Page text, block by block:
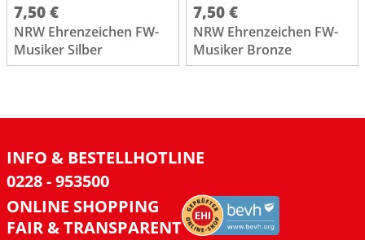
7,50 €
NRW Ehrenzeichen FW-
Musiker Silber
7,50 €
NRW Ehrenzeichen FW-
Musiker Bronze
INFO & BESTELLHOTLINE
0228 - 953500
ONLINE SHOPPING
FAIR & TRANSPARENT